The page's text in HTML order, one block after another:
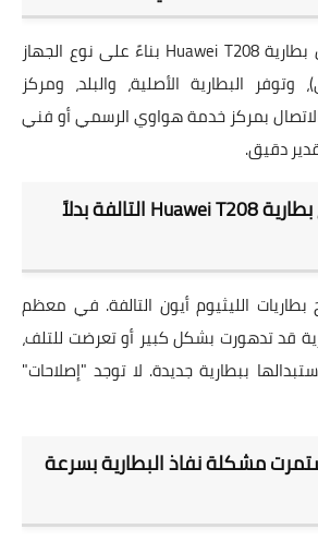
تختلف تكلفة استبدال بطارية Huawei T208 بناءً على نوع الجهاز
وتوفر البطارية الأصلية، والبلد، ومركز
الاتصال بمركز خدمة هواوي الرسمي أو فني
دقيق.
هل يمكن إصلاح بطارية Huawei T208 التالفة بدلاً
الليثيوم أيون التالفة. في معظم
قد تدهورت بشكل كبير أو تعرضت للتلف،
ببطارية جديدة. لا توجد "إصلاحات"
مشكلة نفاذ البطارية بسرعة